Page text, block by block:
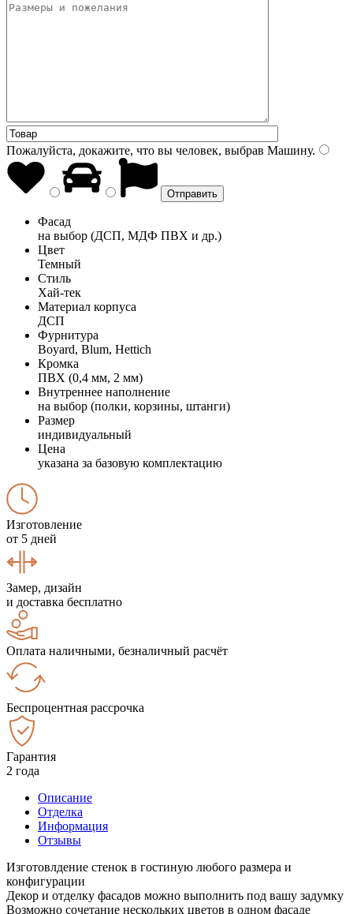
Пожалуйста, докажите, что вы человек, выбрав Машину.
Фасад
на выбор (ДСП, МДФ ПВХ и др.)
Цвет
Темный
Стиль
Хай-тек
Материал корпуса
ДСП
Фурнитура
Boyard, Blum, Hettich
Кромка
ПВХ (0,4 мм, 2 мм)
Внутреннее наполнение
на выбор (полки, корзины, штанги)
Размер
индивидуальный
Цена
указана за базовую комплектацию
Изготовление
от 5 дней
Замер, дизайн
и доставка бесплатно
Оплата наличными, безналичный расчёт
Беспроцентная рассрочка
Гарантия
2 года
Описание
Отделка
Информация
Отзывы
Изготовлдение стенок в гостиную любого размера и
конфигурации
Декор и отделку фасадов можно выполнить под вашу задумку
Возможно сочетание нескольких цветов в одном фасаде